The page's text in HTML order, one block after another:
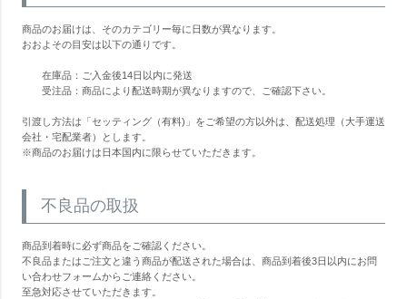
BED ROOM ベッドルーム
My Page マイページ
CONTACT お問い合わせ
商品のお届けは、そのカテゴリー毎に日数が異なります。
おおよその目安は以下の通りです。
在庫品：ご入金後14日以内に発送
受注品：商品により配送時期が異なりますので、ご確認下さい。
引渡し方法は「セッティング（有料)」をご希望の方以外は、配送処理（大手運送
会社・宅配業者）とします。
※商品のお届けは日本国内に限らせていただきます。
不良品の取扱
商品到着時に必ず商品をご確認ください。
不良品またはご注文と違う商品が配送された場合は、商品到着後3日以内にお問
い合わせフォームからご連絡ください。
至急対応させていただきます。